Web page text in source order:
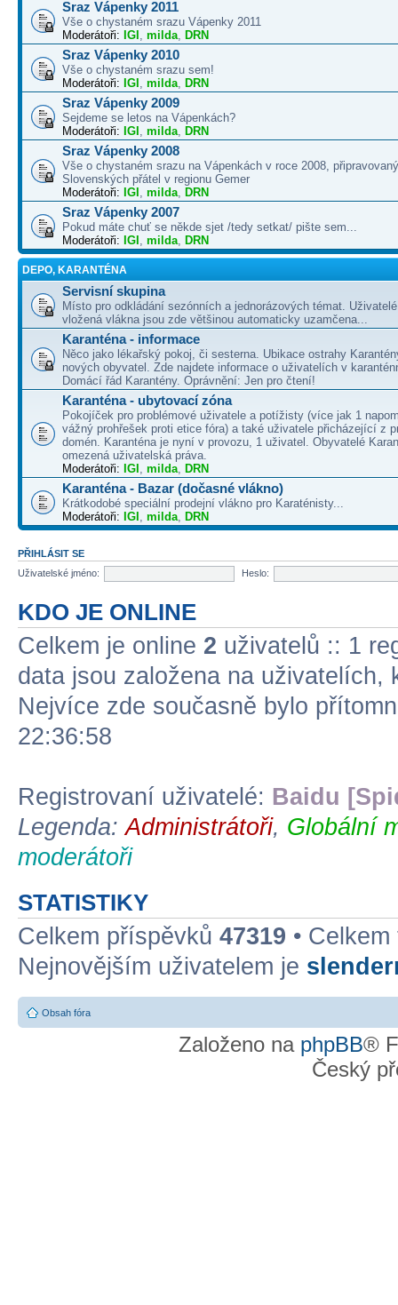
Sraz Vápenky 2011
Vše o chystaném srazu Vápenky 2011
Moderátoři: IGI , milda, DRN
Sraz Vápenky 2010
Vše o chystaném srazu sem!
Moderátoři: IGI , milda, DRN
Sraz Vápenky 2009
Sejdeme se letos na Vápenkách?
Moderátoři: IGI , milda, DRN
Sraz Vápenky 2008
Vše o chystaném srazu na Vápenkách v roce 2008,
Slovenských přátel v regionu Gemer
Moderátoři: IGI , milda, DRN
Sraz Vápenky 2007
Pokud máte chuť se někde sjet /tedy setkat/ pište sem...
Moderátoři: IGI , milda, DRN
DEPO, KARANTÉNA
Servisní skupina
Místo pro odkládání sezónních a jednorázových témat.
vložená vlákna jsou zde většinou automaticky uzamčena...
Karanténa - informace
Něco jako lékařský pokoj, či sesterna. Ubikace ostrahy
nových obyvatel. Zde najdete informace o uživatelích v
Domácí řád Karantény. Oprávnění: Jen pro čtení!
Karanténa - ubytovací zóna
Pokojíček pro problémové uživatele a potížisty (více jak 1
vážný prohřešek proti etice fóra) a také uživatele přicházející z
domén. Karanténa je nyní v provozu, 1 uživatel. Obyvatelé
omezená uživatelská práva.
Moderátoři: IGI , milda, DRN
Karanténa - Bazar (dočasné vlákno)
Krátkodobé speciální prodejní vlákno pro Karaténisty...
Moderátoři: IGI , milda, DRN
PŘIHLÁSIT SE
Uživatelské jméno:
Heslo:
KDO JE ONLINE
Celkem je online 2 uživatelů :: 1
data jsou založena na
Nejvíce zde současně bylo
22:36:58
Registrovaní uživatelé: Baidu
Legenda:Administrátoři, Globální
moderátoři
STATISTIKY
Celkem příspěvků 47319 •
Nejnovějším uživatelem je
Obsah fóra
Založeno na phpBB®
Český